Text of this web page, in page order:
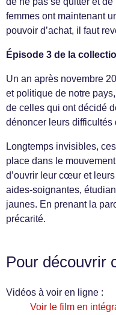
femmes ont maintenant
pouvoir d’achat, il faut
Épisode 3 de la
Un an après novembre
et politique de notre
de celles qui ont décidé
dénoncer leurs difficultés
Longtemps invisibles,
place dans le
d’ouvrir leur cœur et
aides-soignantes,
jaunes. En prenant la
précarité.
Pour découvrir
Vidéos à voir en ligne :
Voir le film en